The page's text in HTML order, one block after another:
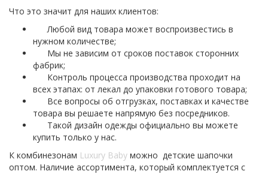
Что это значит для наших клиентов:
Любой вид товара может воспроизвестись в
нужном количестве;
Мы не зависим от сроков поставок сторонних
фабрик;
Контроль процесса производства проходит на
всех этапах: от лекал до упаковки готового товара;
Все вопросы об отгрузках, поставках и качестве
товара вы решаете напрямую без посредников.
Такой дизайн одежды официально вы можете
купить только у нас.
К комбинезонам Luxury Baby можно детские шапочки
оптом. Наличие ассортимента, который комплектуется с